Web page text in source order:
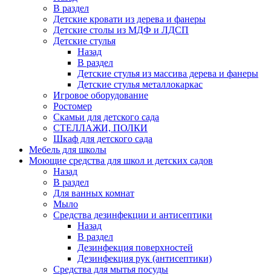
В раздел
Детские кровати из дерева и фанеры
Детские столы из МДФ и ЛДСП
Детские стулья
Назад
В раздел
Детские стулья из массива дерева и фанеры
Детские стулья металлокаркас
Игровое оборудование
Ростомер
Скамьи для детского сада
СТЕЛЛАЖИ, ПОЛКИ
Шкаф для детского сада
Мебель для школы
Моющие средства для школ и детских садов
Назад
В раздел
Для ванных комнат
Мыло
Средства дезинфекции и антисептики
Назад
В раздел
Дезинфекция поверхностей
Дезинфекция рук (антисептики)
Средства для мытья посуды